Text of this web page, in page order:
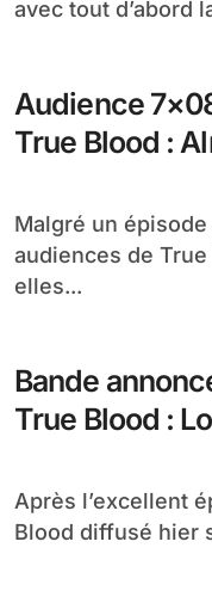
avec tout d’abord
Audience
True Blood :
Malgré un épisode vraiment excellent, les
audiences de
elles...
Bande
True Blood :
Après l’excellent épisode 8 saison 7 de True
Blood diffusé hier